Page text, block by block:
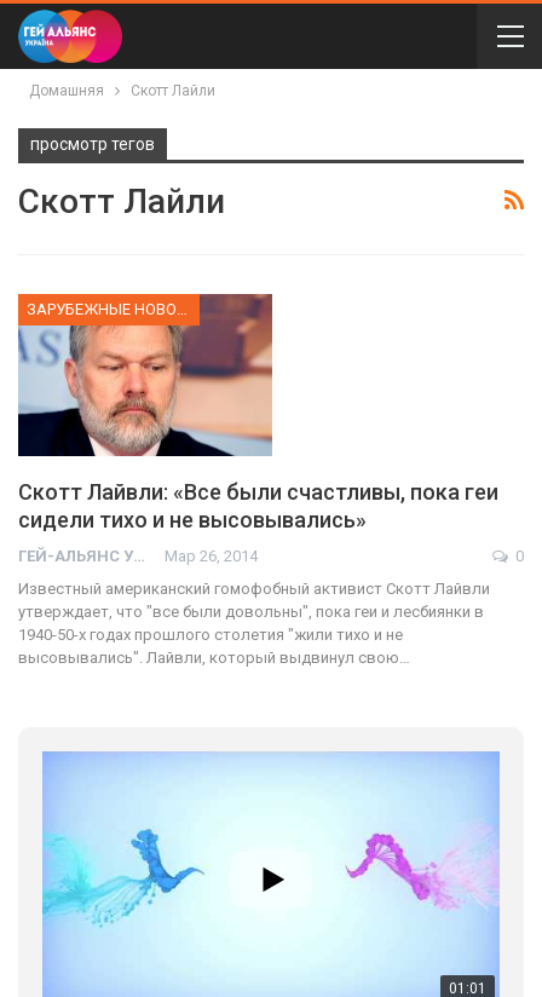
Домашняя Скотт Лайли
просмотр тегов
Скотт Лайли
Скотт Лайвли: «Все были счастливы, пока геи
сидели тихо и не высовывались»
ГЕЙ-АЛЬЯНС УКРАИНА Мар 26, 2014
0
Известный американский гомофобный активист Скотт Лайвли
утверждает, что "все были довольны", пока геи и лесбиянки в
1940-50-х годах прошлого столетия "жили тихо и не
высовывались". Лайвли, который выдвинул свою…
01:01